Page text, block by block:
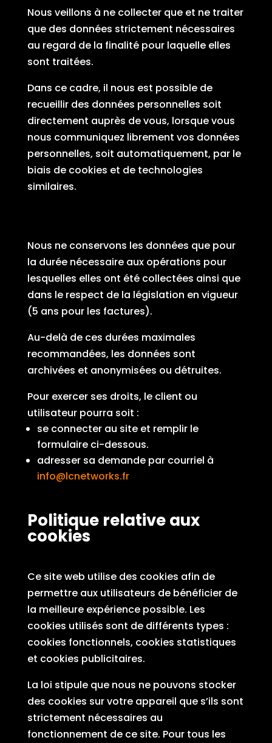
Nous veillons à ne collecter que et ne traiter
que des données strictement nécessaires
au regard de la finalité pour laquelle elles
sont traitées.
Dans ce cadre, il nous est possible de
recueillir des données personnelles soit
directement auprès de vous, lorsque vous
nous communiquez librement vos données
personnelles, soit automatiquement, par le
biais de cookies et de technologies
similaires.
Nous ne conservons les données que pour
la durée nécessaire aux opérations pour
lesquelles elles ont été collectées ainsi que
dans le respect de la législation en vigueur
(5 ans pour les factures).
Au-delà de ces durées maximales
recommandées, les données sont
archivées et anonymisées ou détruites.
Pour exercer ses droits, le client ou
utilisateur pourra soit :
se connecter au site et remplir le
formulaire ci-dessous.
adresser sa demande par courriel à
info@lcnetworks.fr
Politique relative aux
cookies
Ce site web utilise des cookies afin de
permettre aux utilisateurs de bénéficier de
la meilleure expérience possible. Les
cookies utilisés sont de différents types :
cookies fonctionnels, cookies statistiques
et cookies publicitaires.
La loi stipule que nous ne pouvons stocker
des cookies sur votre appareil que s’ils sont
strictement nécessaires au
fonctionnement de ce site. Pour tous les